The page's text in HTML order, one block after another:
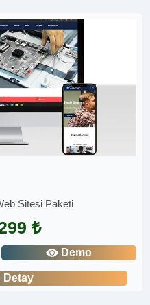
Sitesi Paketi
₺
Demo
Detay